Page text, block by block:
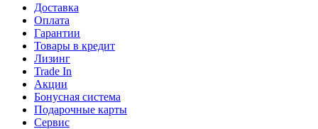
Доставка
Оплата
Гарантии
Товары в кредит
Лизинг
Trade In
Акции
Бонусная система
Подарочные карты
Сервис